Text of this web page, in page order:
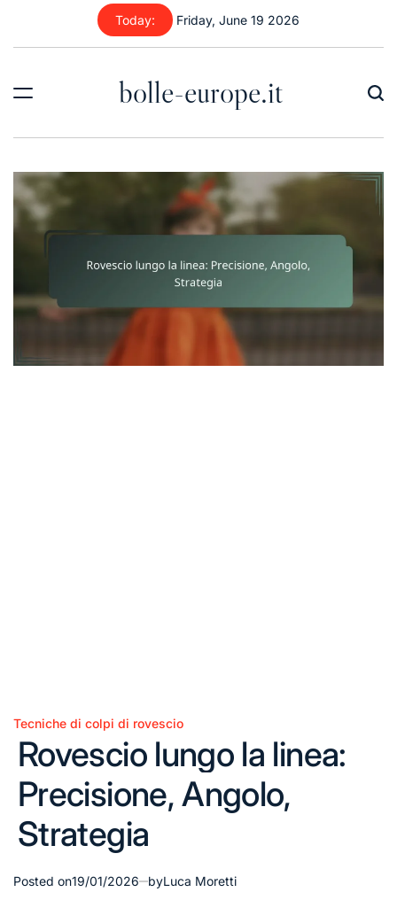
content
Today: Friday, June 19 2026
bolle-europe.it
Posted
Tecniche di colpi di rovescio
Rovescio lungo la linea:
Precisione, Angolo,
Strategia
Posted on19/01/2026 byLuca Moretti